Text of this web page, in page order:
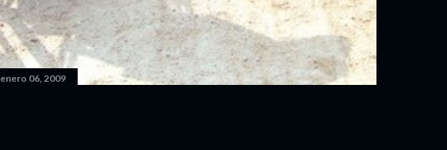
enero 06, 2009